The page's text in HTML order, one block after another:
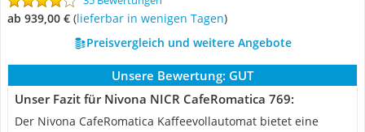
ab 939,00 € ( Lieferbar in wenigen Tagen)
Preisvergleich und weitere Angebote
Unsere Bewertung: GUT
Unser Fazit für Nivona NICR CafeRomatica 769:
Der Nivona CafeRomatica Kaffeevollautomat bietet eine